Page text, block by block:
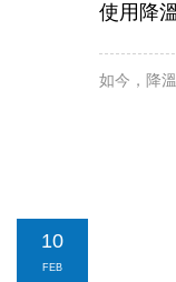
使用降
如今，
10
FEB